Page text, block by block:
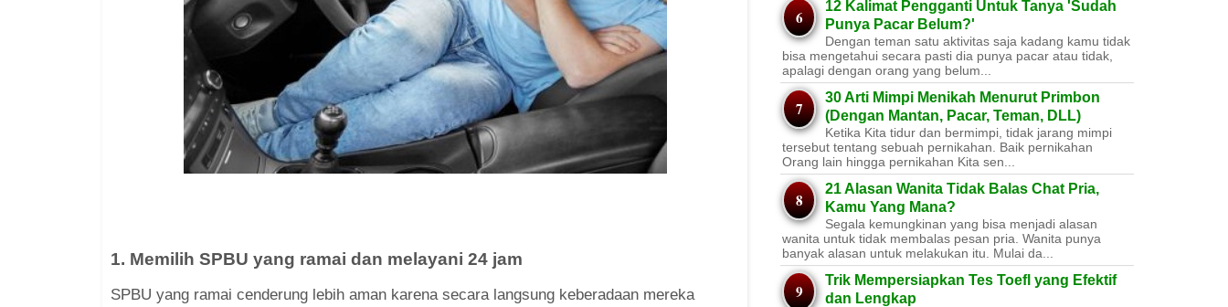
1. Memilih SPBU yang ramai dan melayani 24 jam
SPBU yang ramai cenderung lebih aman karena secara langsung keberadaan mereka
12 Kalimat Pengganti Untuk Tanya 'Sudah
Punya Pacar Belum?'
Dengan teman satu aktivitas saja kadang kamu tidak
bisa mengetahui secara pasti dia punya pacar atau tidak,
apalagi dengan orang yang belum...
30 Arti Mimpi Menikah Menurut Primbon
(Dengan Mantan, Pacar, Teman, DLL)
Ketika Kita tidur dan bermimpi, tidak jarang mimpi
tersebut tentang sebuah pernikahan. Baik pernikahan
Orang lain hingga pernikahan Kita sen...
21 Alasan Wanita Tidak Balas Chat Pria,
Kamu Yang Mana?
Segala kemungkinan yang bisa menjadi alasan
wanita untuk tidak membalas pesan pria. Wanita punya
banyak alasan untuk melakukan itu. Mulai da...
Trik Mempersiapkan Tes Toefl yang Efektif
dan Lengkap